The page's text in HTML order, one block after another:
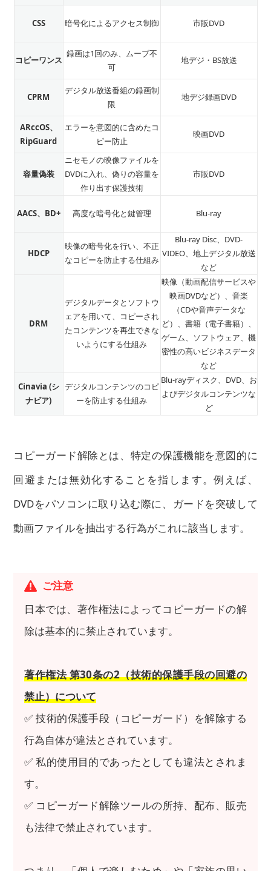
CSS 暗号化によるアクセス制御 市販DVD
コピーワンス
録画は1回のみ、ムーブ不
可
地デジ・BS放送
CPRM
デジタル放送番組の録画制
限
地デジ録画DVD
ARccOS、
RipGuard
エラーを意図的に含めたコ
ピー防止
映画DVD
容量偽装
ニセモノの映像ファイルを
DVDに入れ、偽りの容量を
作り出す保護技術
市販DVD
AACS、BD+ 高度な暗号化と鍵管理 Blu-ray
HDCP
映像の暗号化を行い、不正
なコピーを防止する仕組み
Blu-ray Disc、DVD-
VIDEO、地上デジタル放送
など
DRM
デジタルデータとソフトウ
ェアを用いて、コピーされ
たコンテンツを再生できな
いようにする仕組み
映像（動画配信サービスや
映画DVDなど）、音楽
（CDや音声データな
ど）、書籍（電子書籍）、
ゲーム、ソフトウェア、機
密性の高いビジネスデータ
など
Cinavia (シ
ナビア)
デジタルコンテンツのコピ
ーを防止する仕組み
Blu-rayディスク、DVD、お
よびデジタルコンテンツな
ど
コピーガード解除とは、特定の保護機能を意図的に
回避または無効化することを指します。例えば、
DVDをパソコンに取り込む際に、ガードを突破して
動画ファイルを抽出する行為がこれに該当します。
ご注意
日本では、著作権法によってコピーガードの解
除は基本的に禁止されています。
著作権法 第30条の2（技術的保護手段の回避の
禁止）について
✅ 技術的保護手段（コピーガード）を解除する
行為自体が違法とされています。
✅ 私的使用目的であったとしても違法とされま
す。
✅ コピーガード解除ツールの所持、配布、販売
も法律で禁止されています。